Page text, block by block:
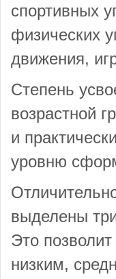
спортивных
физических
движения,
Степень
возрастной
и
уровню
выделены
Это
низким,